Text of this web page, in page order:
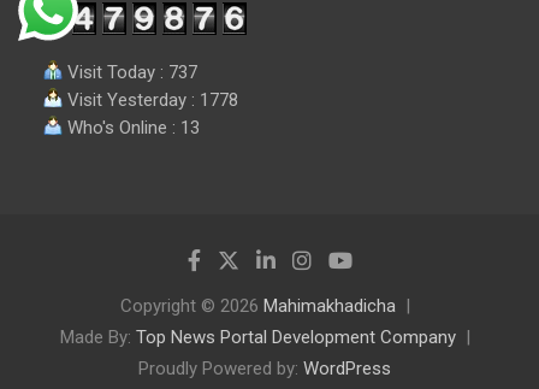
Visit Today : 737
Visit Yesterday : 1778
Who's Online : 13
Copyright © 2026 Mahimakhadicha
Made By: Top News Portal Development Company
Proudly Powered by: WordPress